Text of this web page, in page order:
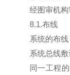
经图审机
8.1.布线
系统的布
系统总线
同一工程